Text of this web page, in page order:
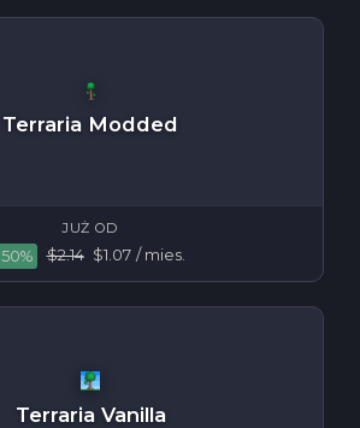
Terraria Modded
JUŻ OD
50% $2.14 $1.07 / mies.
Terraria Vanilla